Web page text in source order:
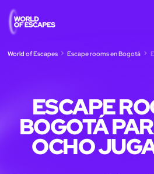
World of Escapes Escape rooms en Bogotá
ESCAPE
BOGOTÁ
OCHO